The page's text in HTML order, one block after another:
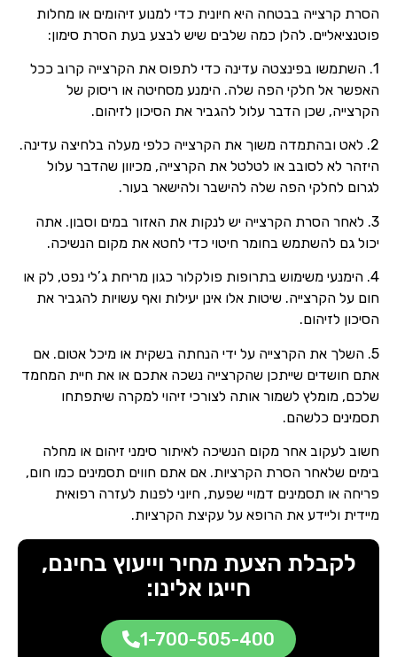
הסרת קרצייה בבטחה היא חיונית כדי למנוע זיהומים או מחלות
פוטנציאליים. להלן כמה שלבים שיש לבצע בעת הסרת סימון:
1. השתמשו בפינצטה עדינה כדי לתפוס את הקרצייה קרוב ככל
האפשר אל חלקי הפה שלה. הימנע מסחיטה או ריסוק של
הקרצייה, שכן הדבר עלול להגביר את הסיכון לזיהום.
2. לאט ובהתמדה משוך את הקרצייה כלפי מעלה בלחיצה עדינה.
היזהר לא לסובב או לטלטל את הקרצייה, מכיוון שהדבר עלול
לגרום לחלקי הפה שלה להישבר ולהישאר בעור.
3. לאחר הסרת הקרצייה יש לנקות את האזור במים וסבון. אתה
יכול גם להשתמש בחומר חיטוי כדי לחטא את מקום הנשיכה.
4. הימנעי משימוש בתרופות פולקלור כגון מריחת ג’לי נפט, לק או
חום על הקרצייה. שיטות אלו אינן יעילות ואף עשויות להגביר את
הסיכון לזיהום.
5. השלך את הקרצייה על ידי הנחתה בשקית או מיכל אטום. אם
אתם חושדים שייתכן שהקרצייה נשכה אתכם או את חיית המחמד
שלכם, מומלץ לשמור אותה לצורכי זיהוי למקרה שיתפתחו
תסמינים כלשהם.
חשוב לעקוב אחר מקום הנשיכה לאיתור סימני זיהום או מחלה
בימים שלאחר הסרת הקרציות. אם אתם חווים תסמינים כמו חום,
פריחה או תסמינים דמויי שפעת, חיוני לפנות לעזרה רפואית
מיידית וליידע את הרופא על עקיצת הקרציות.
לקבלת הצעת מחיר וייעוץ בחינם,
חייגו אלינו:
1-700-505-400